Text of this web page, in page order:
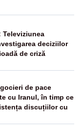
Televiziunea
deciziilor
de criză
de pace
cu Iranul, în timp ce
discuțiilor cu